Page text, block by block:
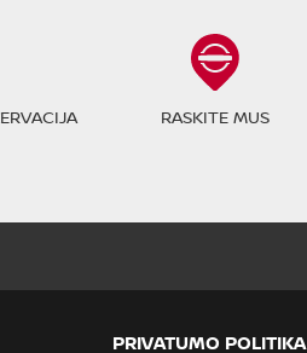
RASKITE MUS
PRIVATUMO POLITIKA